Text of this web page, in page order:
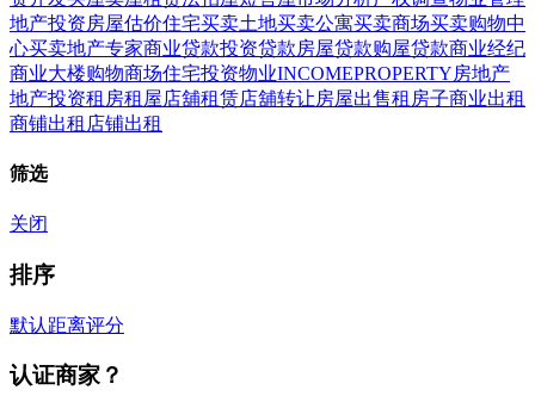
地产投资房屋估价住宅买卖土地买卖公寓买卖商场买卖购物中
心买卖地产专家商业贷款投资贷款房屋贷款购屋贷款商业经纪
商业大楼购物商场住宅投资物业INCOMEPROPERTY房地产
地产投资租房租屋店舖租赁店舖转让房屋出售租房子商业出租
商铺出租 店铺出租
筛选
关闭
排序
默认距离评分
认证商家？